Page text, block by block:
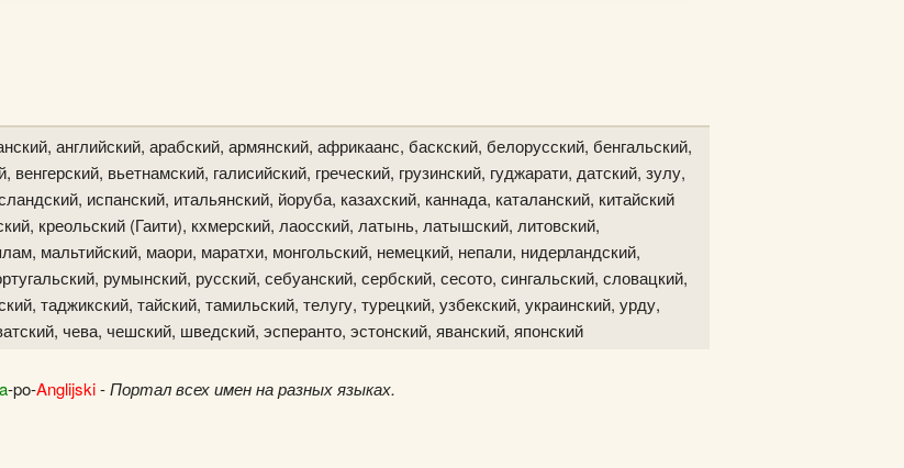
английский, арабский, армянский, африкаанс, баскский, белорусский, бенгальский,
вьетнамский, галисийский, греческий, грузинский, гуджарати, датский, зулу,
испанский, итальянский, йоруба, казахский, каннада, каталанский, китайский
креольский (Гаити), кхмерский, лаосский, латынь, латышский, литовский,
мальтийский, маори, маратхи, монгольский, немецкий, непали, нидерландский,
румынский, русский, себуанский, сербский, сесото, сингальский, словацкий,
таджикский, тайский, тамильский, телугу, турецкий, узбекский, украинский, урду,
чева, чешский, шведский, эсперанто, эстонский, яванский, японский
-po-Anglijski-Портал всех имен на разных языках.